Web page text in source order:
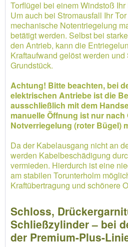
Torflügel bei einem Windstoß
Um auch bei Stromausfall Ihr
mechanische Notentriegelung
betätigt werden. Selbst bei
den Antrieb, kann die
Kraftaufwand gelöst werden
Grundstück.
Achtung! Bitte beachten, bei
elektrischen Antriebe ist die
ausschließlich mit dem
manuelle Öffnung ist nur nach
Notverriegelung (roter Bügel)
Da der Kabelausgang nicht an
werden Kabelbeschädigung
vermieden. Hierdurch ist eine
am stabilen Torunterholm
Kraftübertragung und schönere
Schloss,
Schließzylinder – bei
der Premium-Plus-